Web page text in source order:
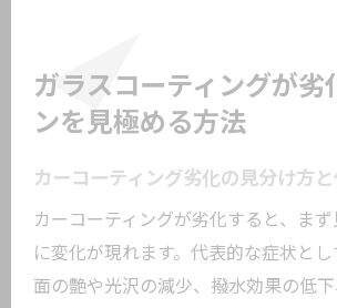
ガラスコーティングが劣
ンを見極める方法
カーコーティング劣化の見分け方
カーコーティングが劣化すると、まず
に変化が現れます。代表的な症状と
面の艶や光沢の減少、撥水効果の低